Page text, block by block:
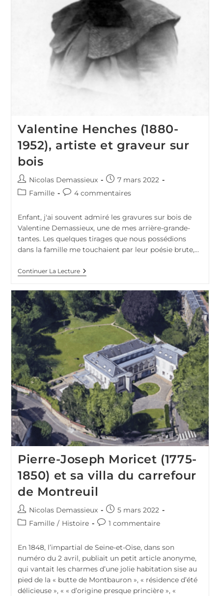
Valentine Henches (1880-
1952), artiste et graveur sur
bois
Auteur/autrice
de
Nicolas Demassieux
Publication
publiée :
7 mars 2022
PostFamille
Commentaires
publication :
4 commentaires
Enfant, j'ai souvent admiré les gravures sur bois de
Valentine Demassieux, une de mes arrière-grande-
tantes. Les quelques tirages que nous possédions
dans la famille me touchaient par leur poésie brute,…
Continuer La LectureValentine
Henches
1952),
Artiste
Et
Graveur
Sur
Bois
Pierre-Joseph Moricet (1775-
1850) et sa villa du carrefour
de Montreuil
Auteur/autrice
de
Nicolas Demassieux
Publication
publiée :
5 mars 2022
PostFamille / Histoire
Commentaires
la
publication :
1 commentaire
En 1848, l’impartial de Seine-et-Oise, dans son
numéro du 2 avril, publiait un petit article anonyme,
qui vantait les charmes d’une jolie habitation sise au
pied de la « butte de Montbauron », « résidence d’été
délicieuse », « « d’origine presque princière », «